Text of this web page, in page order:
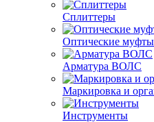
Сплиттеры
Оптические
Арматура ВОЛС
Маркировка и
Инструменты